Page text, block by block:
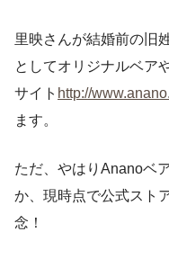
里映さんが結婚前の旧
としてオリジナルベア
サイト http://
ます。
ただ、やはりAnanoベ
か、現時点で公式スト
念！